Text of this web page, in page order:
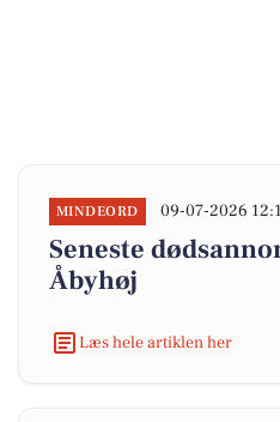
MINDEORD 09-07-2026
Seneste
Åbyhøj
Læs hele artiklen her